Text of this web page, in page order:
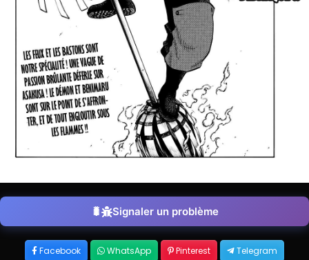
Signaler un problème
Facebook WhatsApp Pinterest Telegram